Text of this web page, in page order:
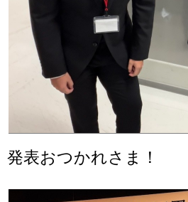
発表おつかれさま！